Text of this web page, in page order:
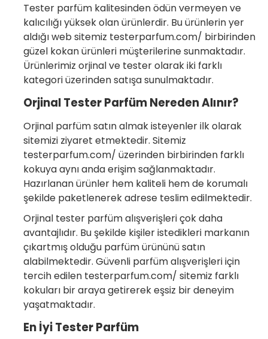
Tester parfüm kalitesinden ödün vermeyen ve
kalıcılığı yüksek olan ürünlerdir. Bu ürünlerin yer
aldığı web sitemiz testerparfum.com/ birbirinden
güzel kokan ürünleri müşterilerine sunmaktadır.
Ürünlerimiz orjinal ve tester olarak iki farklı
kategori üzerinden satışa sunulmaktadır.
Orjinal Tester Parfüm Nereden Alınır?
Orjinal parfüm satın almak isteyenler ilk olarak
sitemizi ziyaret etmektedir. Sitemiz
testerparfum.com/ üzerinden birbirinden farklı
kokuya aynı anda erişim sağlanmaktadır.
Hazırlanan ürünler hem kaliteli hem de korumalı
şekilde paketlenerek adrese teslim edilmektedir.
Orjinal tester parfüm alışverişleri çok daha
avantajlıdır. Bu şekilde kişiler istedikleri markanın
çıkartmış olduğu parfüm ürününü satın
alabilmektedir. Güvenli parfüm alışverişleri için
tercih edilen testerparfum.com/ sitemiz farklı
kokuları bir araya getirerek eşsiz bir deneyim
yaşatmaktadır.
En İyi Tester Parfüm